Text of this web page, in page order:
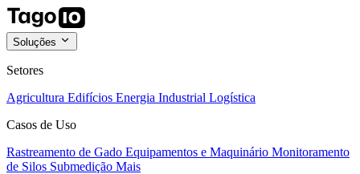
Soluções
Setores
Agricultura Edifícios Energia Industrial Logística
Casos de Uso
Rastreamento de Gado Equipamentos e Maquinário Monitoramento
de Silos Submedição Mais